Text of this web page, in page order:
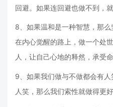
回避。如果连回避也做不到，就
8、如果温和是一种智慧，那
在内心觉醒的路上，做一个处
人，让自己心地的释然，承受
9、如果我们做与不做都会有
人笑，那么我们索性就做得更